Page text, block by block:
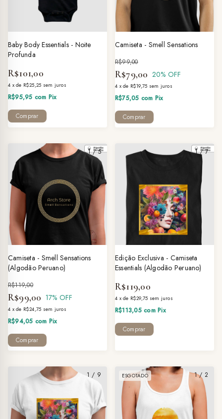
Baby Body Essentials - Noite
Profunda
R$101,00
4 x de R$25,25 sem juros
R$95,95 com Pix
Comprar
Camiseta - Smell Sensations
R$79,00
R$99,00
20% OFF
4 x de R$19,75 sem juros
R$75,05 com Pix
Comprar
1/5
Camiseta - Smell Sensations
(Algodão Peruano)
R$99,00
R$119,00
17% OFF
4 x de R$24,75 sem juros
R$94,05 com Pix
Comprar
1/7
Edição Exclusiva - Camiseta
Essentials (Algodão Peruano)
R$119,00
4 x de R$29,75 sem juros
R$113,05com Pix
Comprar
1 / 9 1/ 2
ESGOTADO